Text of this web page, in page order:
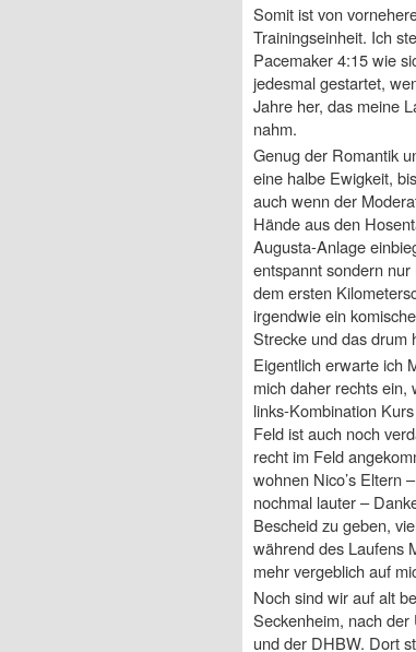
Somit ist von
Trainingseinheit. Ich
Pacemaker 4:15 wie
jedesmal gestartet,
Jahre her, das meine
nahm.
Genug der Romantik
eine halbe Ewigkeit,
auch wenn der
Hände aus den
Augusta-Anlage
entspannt sondern
dem ersten
irgendwie ein
Strecke und das drum
Eigentlich erwarte ich
mich daher rechts ein,
links-Kombination
Feld ist auch noch
recht im Feld
wohnen Nico’s Eltern
nochmal lauter –
Bescheid zu geben,
während des Laufens
mehr vergeblich auf
Noch sind wir auf alt
Seckenheim, nach
und der DHBW. Dort